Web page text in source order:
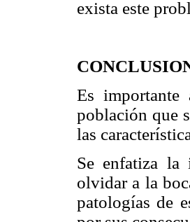
exista este
Es importante
población que
las
Se enfatiza la
olvidar a la
patologías de